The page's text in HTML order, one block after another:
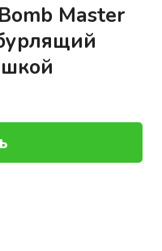
Master